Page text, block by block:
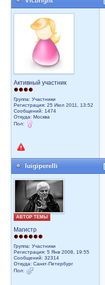
Активный участник
Группа: Участники
Регистрация: 25 Июл 2011, 13:52
Сообщений: 1474
Откуда: Москва
Пол:
luigiperelli
АВТОР ТЕМЫ
Магистр
Группа: Участники
Регистрация: 5 Янв 2008, 19:55
Сообщений: 32314
Откуда: Санкт-Петербург
Пол: